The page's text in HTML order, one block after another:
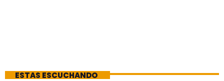
ESTAS ESCUCHANDO